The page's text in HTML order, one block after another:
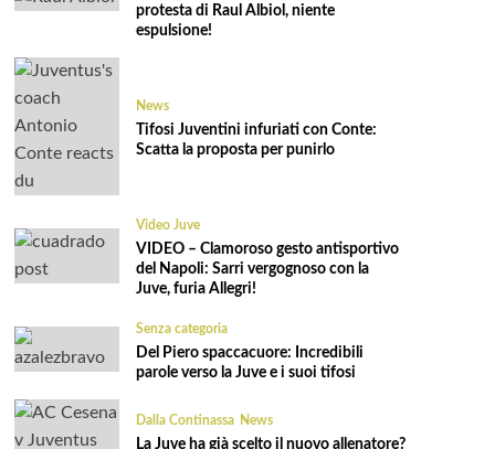
protesta di Raul Albiol, niente
espulsione!
News
Tifosi Juventini infuriati con Conte:
Scatta la proposta per punirlo
Video Juve
VIDEO – Clamoroso gesto antisportivo
del Napoli: Sarri vergognoso con la
Juve, furia Allegri!
Senza categoria
Del Piero spaccacuore: Incredibili
parole verso la Juve e i suoi tifosi
Dalla Continassa News
La Juve ha già scelto il nuovo allenatore?